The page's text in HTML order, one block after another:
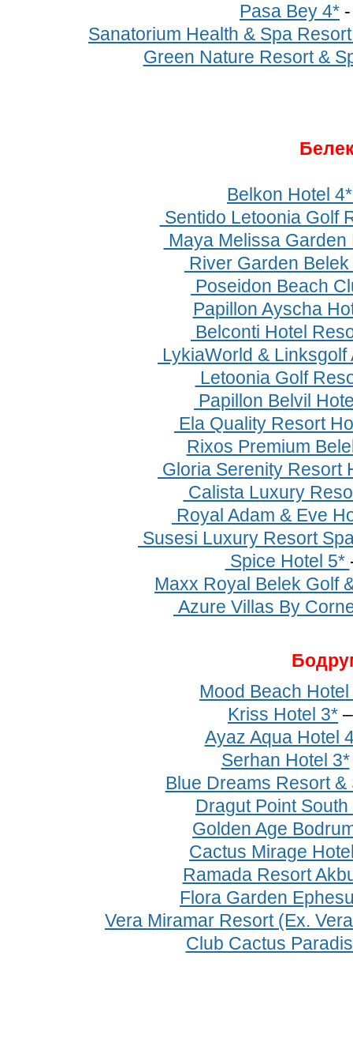
Pasa Bey 4*
Sanatorium Health & Spa
Green Nature Resort &
Belkon Hotel
Sentido Letoonia Golf
Maya Melissa Garden
River Garden Belek
Poseidon Beach
Papillon Ayscha
Belconti Hotel
LykiaWorld &
Letoonia Golf
Papillon Belvil
Ela Quality Resort
Rixos Premium
Gloria Serenity Resort
Calista Luxury
Royal Adam & Eve
Susesi Luxury Resort
Spice Hotel 5*
Maxx Royal Belek Golf
Azure Villas By
Mood Beach Hotel
Kriss Hotel 3*
Ayaz Aqua Hotel
Serhan Hotel 3*
Blue Dreams Resort &
Dragut Point South
Golden Age
Cactus Mirage
Ramada Resort
Flora Garden
Vera Miramar Resort (Ex.
Club Cactus